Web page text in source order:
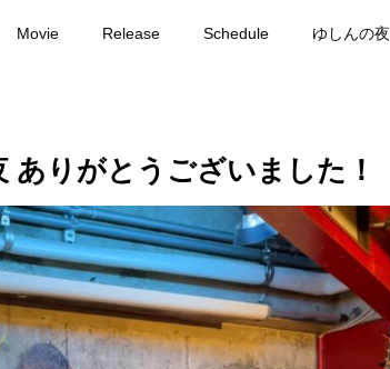
Movie Release Schedule ゆしんの夜
ありがとうございました！